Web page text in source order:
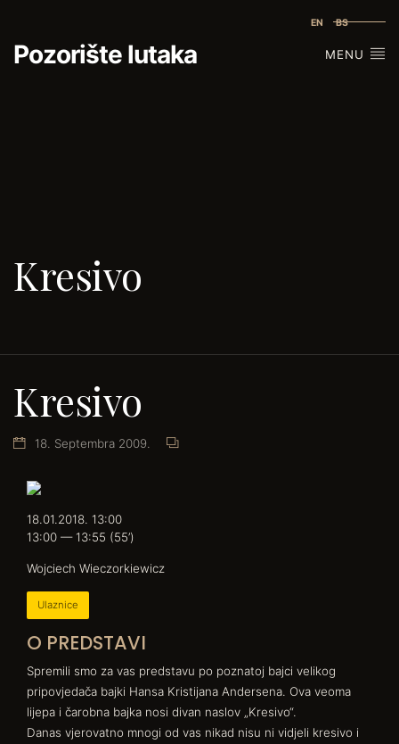
EN BS
Pozorište lutaka MENU
Kresivo
Kresivo
18. Septembra 2009.
O PREDSTAVI
Spremili smo za vas predstavu po poznatoj bajci velikog
pripovjedača bajki Hansa Kristijana Andersena. Ova veoma
lijepa i čarobna bajka nosi divan naslov „Kresivo“.
Danas vjerovatno mnogi od vas nikad nisu ni vidjeli kresivo i
18.01.2018. 13:00
13:00 — 13:55 (55’)
Wojciech Wieczorkiewicz
Ulaznice